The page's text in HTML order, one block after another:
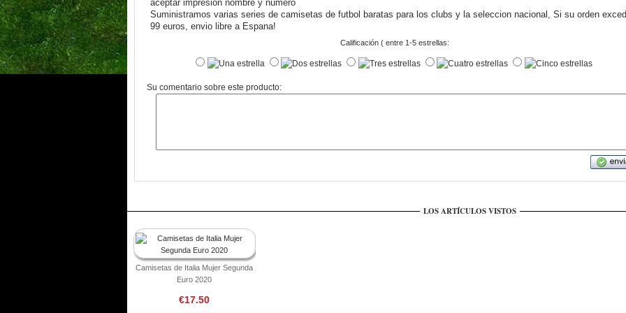
aceptar impresion nombre y numero
Suministramos varias series de camisetas de futbol baratas para los clubs y la seleccion nacional, Si su orden
99 euros, envio libre a Espana!
Calificación ( entre 1-5 estrellas:
Su comentario sobre este producto:
LOS ARTÍCULOS VISTOS
Camisetas de Italia Mujer Segunda
Euro 2020
€17.50